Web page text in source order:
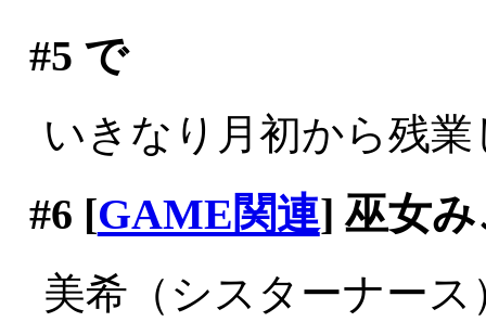
#5 で
いきなり月初から残
#6 [GAME関連] 巫女
美希（シスターナース